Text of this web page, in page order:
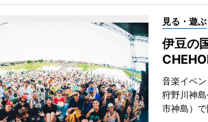
見る・遊ぶ
伊豆の
音楽イベン
狩野川神
市神島）で